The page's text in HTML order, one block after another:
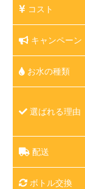
コスト
キャンペーン
お水の種類
選ばれる理由
配送
ボトル交換